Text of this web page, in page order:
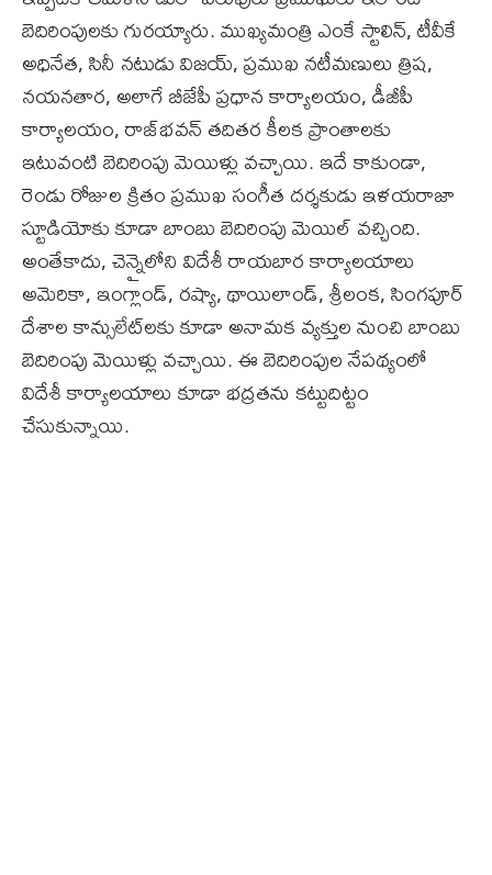
బెదిరింపులకు గురయ్యారు. ముఖ్యమంత్రి ఎంకే స్టాలిన్‌, టీవీకే
అధినేత, సినీ నటుడు విజయ్‌, ప్రముఖ నటీమణులు త్రిష,
నయనతార, అలాగే బీజేపీ ప్రధాన కార్యాలయం, డీజీపీ
కార్యాలయం, రాజ్‌భవన్ తదితర కీలక ప్రాంతాలకు
ఇటువంటి బెదిరింపు మెయిళ్లు వచ్చాయి. ఇదే కాకుండా,
రెండు రోజుల క్రితం ప్రముఖ సంగీత దర్శకుడు ఇళయరాజా
స్టూడియోకు కూడా బాంబు బెదిరింపు మెయిల్ వచ్చింది.
అంతేకాదు, చెన్నైలోని విదేశీ రాయబార కార్యాలయాలు
అమెరికా, ఇంగ్లాండ్, రష్యా, థాయిలాండ్, శ్రీలంక, సింగపూర్
దేశాల కాన్సులేట్‌లకు కూడా అనామక వ్యక్తుల నుంచి బాంబు
బెదిరింపు మెయిళ్లు వచ్చాయి. ఈ బెదిరింపుల నేపథ్యంలో
విదేశీ కార్యాలయాలు కూడా భద్రతను కట్టుదిట్టం
చేసుకున్నాయి.